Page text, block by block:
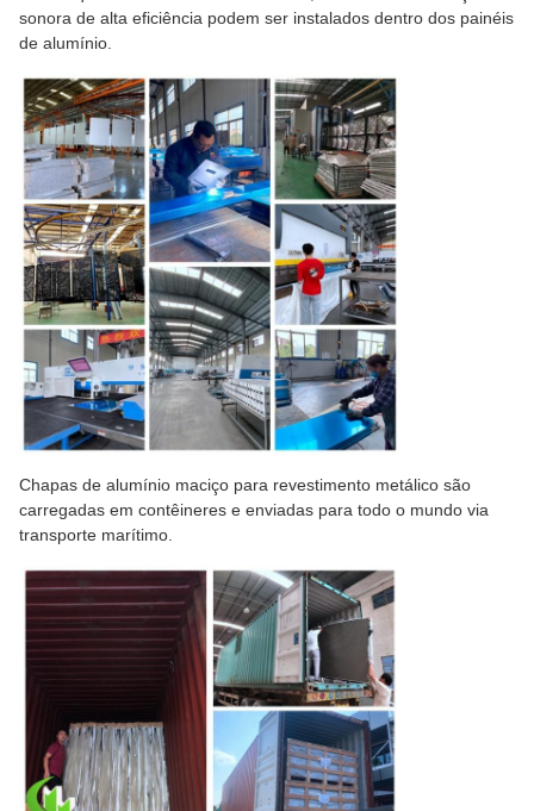
sonora de alta eficiência podem ser instalados dentro dos painéis
de alumínio.
Chapas de alumínio maciço para revestimento metálico são
carregadas em contêineres e enviadas para todo o mundo via
transporte marítimo.